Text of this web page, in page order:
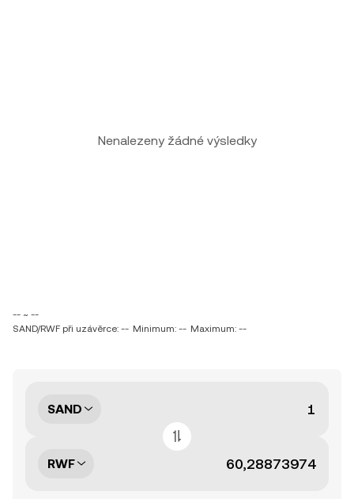
Nenalezeny žádné výsledky
-- ~ --
SAND/RWF při uzávěrce: -- Minimum: -- Maximum: --
SAND
RWF